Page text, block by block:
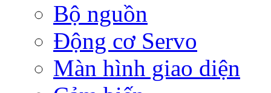
Bộ nguồn
Động cơ Servo
Màn hình giao diện